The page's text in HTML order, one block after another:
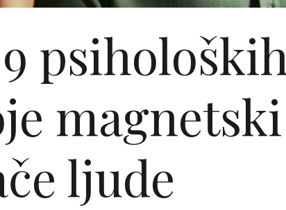
psiholoških
magnetski
ljude